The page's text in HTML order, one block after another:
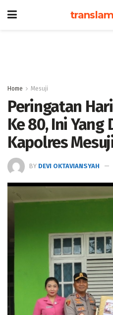
Home Mesuji
Peringatan
Ke 80, Ini Yang
Kapolres
BY DEVI OKTAVIANSYAH